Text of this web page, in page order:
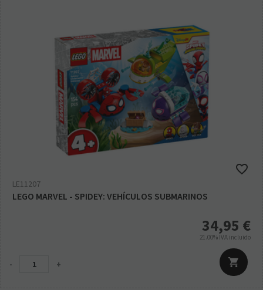
LE11207
LEGO MARVEL - SPIDEY: VEHÍCULOS SUBMARINOS
34,95 €
21.00% IVA incluido
- +